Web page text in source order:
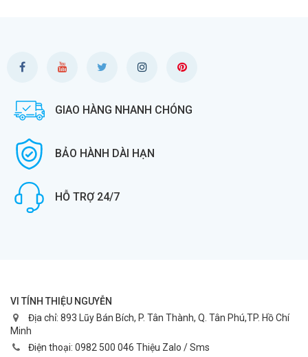
GIAO HÀNG NHANH CHÓNG
BẢO HÀNH DÀI HẠN
HỖ TRỢ 24/7
VI TÍNH THIỆU NGUYỄN
Địa chỉ: 893 Lũy Bán Bích, P. Tân Thành, Q. Tân Phú,TP. Hồ Chí
Minh
Điện thoại: 0982 500 046 Thiệu Zalo / Sms